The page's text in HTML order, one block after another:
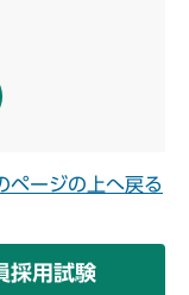
ページの上へ戻る
採用試験